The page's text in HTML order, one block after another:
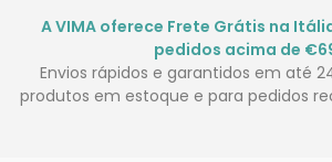
A VIMA oferece Frete Grátis na
pedidos acima de
Envios rápidos e garantidos em até
produtos em estoque e para pedidos